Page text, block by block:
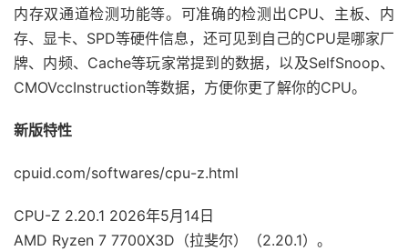
内存双通道检测功能等。可准确的检测出CPU、主板、内
存、显卡、SPD等硬件信息，还可见到自己的CPU是哪家厂
牌、内频、Cache等玩家常提到的数据，以及SelfSnoop、
CMOVccInstruction等数据，方便你更了解你的CPU。
新版特性
cpuid.com/softwares/cpu-z.html
CPU-Z 2.20.1 2026年5月14日
AMD Ryzen 7 7700X3D（拉斐尔）（2.20.1）。